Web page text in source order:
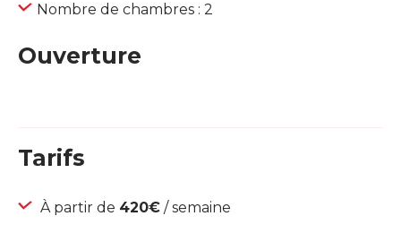
Nombre de chambres : 2
Ouverture
Tarifs
À partir de 420€ / semaine